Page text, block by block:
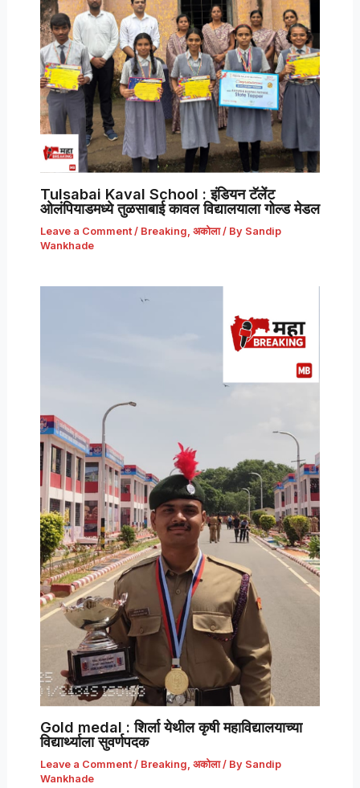
Tulsabai Kaval School : इंडियन टॅलेंट
ओलंपियाडमध्ये तुळसाबाई कावल विद्यालयाला गोल्ड मेडल
Leave a Comment / Breaking अकोला/ By Sandip
Wankhade
Gold medal : शिर्ला येथील कृषी महाविद्यालयाच्या
विद्यार्थ्याला सुवर्णपदक
Leave a Comment / Breaking, अकोला/ By Sandip
Wankhade